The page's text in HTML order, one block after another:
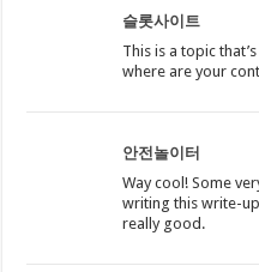
슬롯사이트
This is a topic
where are your
안전놀이터
Way cool! Some
writing this write-
really good.